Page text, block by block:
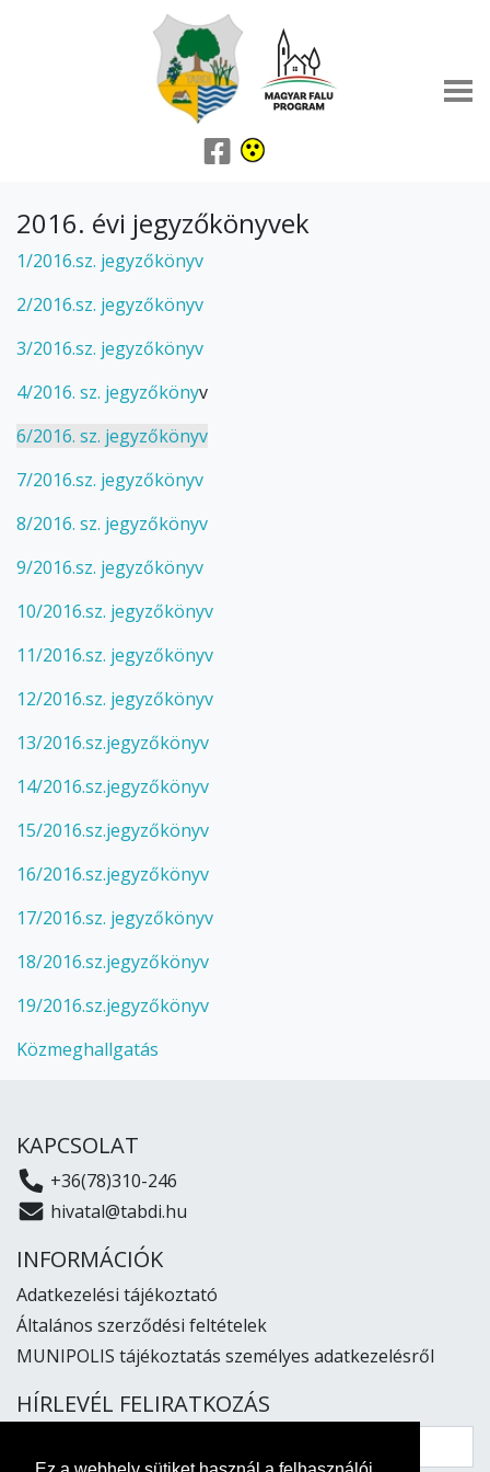
2016. évi jegyzőkönyvek
1/2016.sz. jegyzőkönyv
2/2016.sz. jegyzőkönyv
3/2016.sz. jegyzőkönyv
4/2016. sz. jegyzőkönyv
6/2016. sz. jegyzőkönyv
7/2016.sz. jegyzőkönyv
8/2016. sz. jegyzőkönyv
9/2016.sz. jegyzőkönyv
10/2016.sz. jegyzőkönyv
11/2016.sz. jegyzőkönyv
12/2016.sz. jegyzőkönyv
13/2016.sz.jegyzőkönyv
14/2016.sz.jegyzőkönyv
15/2016.sz.jegyzőkönyv
16/2016.sz.jegyzőkönyv
17/2016.sz. jegyzőkönyv
18/2016.sz.jegyzőkönyv
19/2016.sz.jegyzőkönyv
Közmeghallgatás
KAPCSOLAT
+36(78)310-246
hivatal@tabdi.hu
INFORMÁCIÓK
Adatkezelési tájékoztató
Általános szerződési feltételek
MUNIPOLIS tájékoztatás személyes adatkezelésről
HÍRLEVÉL FELIRATKOZÁS